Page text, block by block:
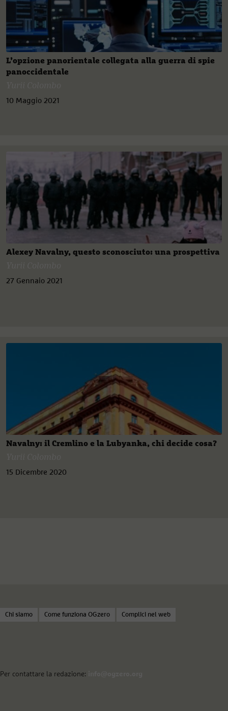
L’opzione panorientale collegata alla guerra di spie
panoccidentale
10 Maggio 2021
Alexey Navalny, questo sconosciuto: una prospettiva
27 Gennaio 2021
Navalny: il Cremlino e la Lubyanka, chi decide cosa?
15 Dicembre 2020
Chi siamo Come funziona OGzero Complici nel web
Per contattare la redazione: